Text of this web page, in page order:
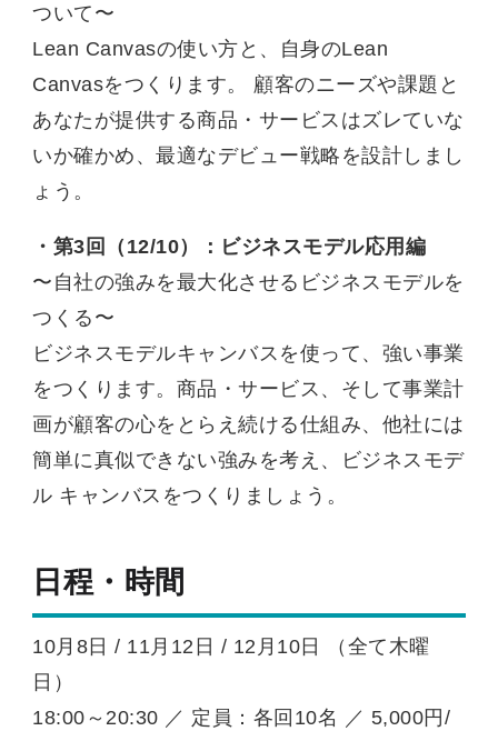
ついて〜
Lean Canvasの使い方と、自身のLean
Canvasをつくります。 顧客のニーズや課題と
あなたが提供する商品・サービスはズレていな
いか確かめ、最適なデビュー戦略を設計しまし
ょう。
・第3回（12/10）：ビジネスモデル応用編
〜自社の強みを最大化させるビジネスモデルを
つくる〜
ビジネスモデルキャンバスを使って、強い事業
をつくります。商品・サービス、そして事業計
画が顧客の心をとらえ続ける仕組み、他社には
簡単に真似できない強みを考え、ビジネスモデ
ル キャンバスをつくりましょう。
日程・時間
10月8日 / 11月12日 / 12月10日 （全て木曜
日）
18:00～20:30 ／ 定員：各回10名 ／ 5,000円/